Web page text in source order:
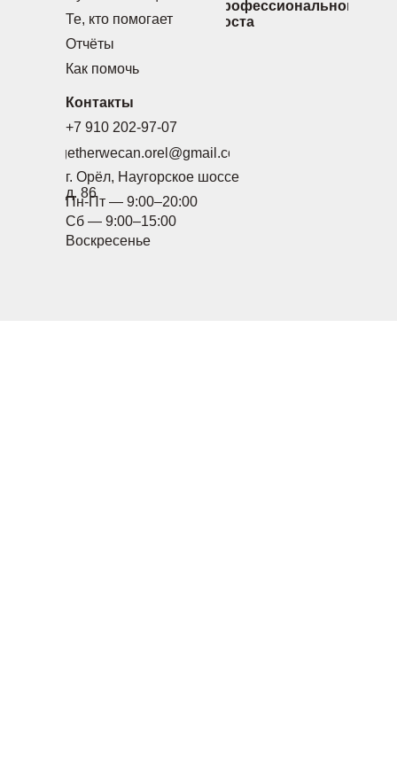
профессионального
роста
Те, кто помогает
Отчёты
Как помочь
Контакты
+7 910 202-97-07
togetherwecan.orel@gmail.com
г. Орёл, Наугорское шоссе
д. 86
Пн-Пт — 9:00–20:00
Сб — 9:00–15:00
Воскресенье